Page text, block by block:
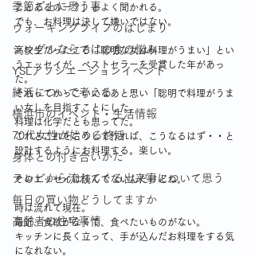
季節ごとに思う事
ウォーキングライフのはじまり
シングルならではの食の悩み
YSLアソシエーションイベント
終活について考える
横浜市のイベント・生活情報
70代女性が始める終活
身体との付き合いかた
テレビから流れてくる出来事について思う
毎日の買い物どうしてますか
高齢者の住宅事情
ことあるのー？」とよく聞かれる。
でも、お料理は決して嫌いではない。
高校生だったころ「聡明な女は料理がうまい」とい
うエッセイが、ベストセラーを受賞した年があっ
た。
それってかっこいいなあと思い「聡明で料理がうま
い女」を目指すことにした。
料理は化学だとも思ってた。
これとこれをこうして作れば、こうなるはず・・と
設計するようにお料理する。楽しい。
そのエッセイは読んでないんだけどね。
時は流れて現在。
最近、食欲がなくて、食べたいものがない。
キッチンに長く立って、手が込んだお料理をする気
になれない。